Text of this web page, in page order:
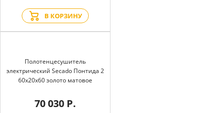
В КОРЗИНУ
Полотенцесушитель
электрический Secado Понтида 2
60x20x60 золото матовое
70 030 Р.